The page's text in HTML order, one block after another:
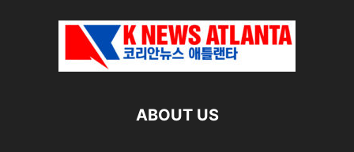
ABOUT US